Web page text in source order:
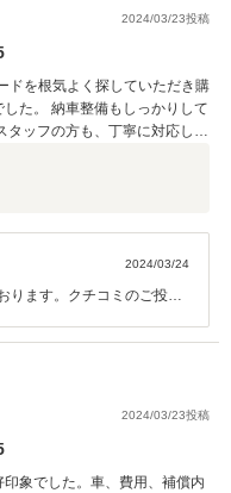
洗車など、スタッフ一同、
ろしくお願い致します。
2024/03/23投稿
ドを根気よく探していただき購
た。 納車整備もしっかりして
タッフの方も、丁寧に対応して
らも長くお付き合いいただける
2024/03/24
ります。クチコミのご投稿
ずお時間を頂戴したこと本
４様のご理解もいただけ
車することができました。
様引き続きよろしくお願い
ました。
2024/03/23投稿
象でした。車、費用、補償内